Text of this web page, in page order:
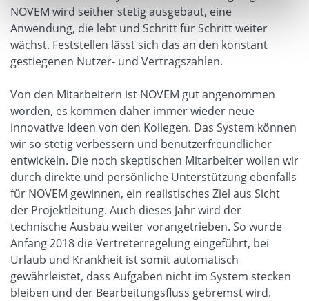
NOVEM wird seither stetig ausgebaut, eine
Anwendung, die lebt und Schritt für Schritt weiter
wächst. Feststellen lässt sich das an den konstant
gestiegenen Nutzer- und Vertragszahlen.
Von den Mitarbeitern ist NOVEM gut angenommen
worden, es kommen daher immer wieder neue
innovative Ideen von den Kollegen. Das System können
wir so stetig verbessern und benutzerfreundlicher
entwickeln. Die noch skeptischen Mitarbeiter wollen wir
durch direkte und persönliche Unterstützung ebenfalls
für NOVEM gewinnen, ein realistisches Ziel aus Sicht
der Projektleitung. Auch dieses Jahr wird der
technische Ausbau weiter vorangetrieben. So wurde
Anfang 2018 die Vertreterregelung eingeführt, bei
Urlaub und Krankheit ist somit automatisch
gewährleistet, dass Aufgaben nicht im System stecken
bleiben und der Bearbeitungsfluss gebremst wird.